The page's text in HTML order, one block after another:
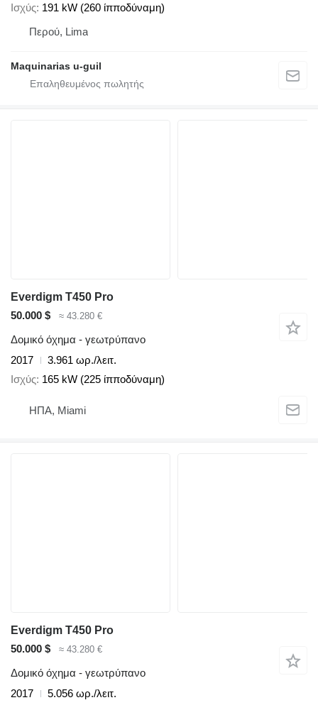
Ισχύς 191 kW (260 ίπποδύναμη)
Περού, Lima
Maquinarias u-guil
Everdigm T450 Pro
50.000 $
≈ 43.280 €
Δομικό όχημα - γεωτρύπανο
2017
3.961 ωρ./λειτ.
Ισχύς 165 kW (225 ίπποδύναμη)
ΗΠΑ, Miami
Everdigm T450 Pro
50.000 $
≈ 43.280 €
Δομικό όχημα - γεωτρύπανο
2017
5.056 ωρ./λειτ.